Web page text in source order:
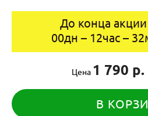
До конца акции
00дн – 12час – 32
Цена 1 790 р.
В